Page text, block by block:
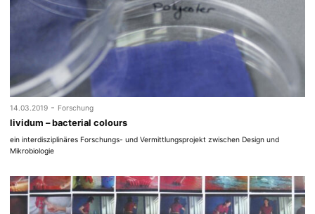
14.03.2019 - Forschung
lividum – bacterial colours
ein interdisziplinäres Forschungs- und Vermittlungsprojekt zwischen Design und
Mikrobiologie